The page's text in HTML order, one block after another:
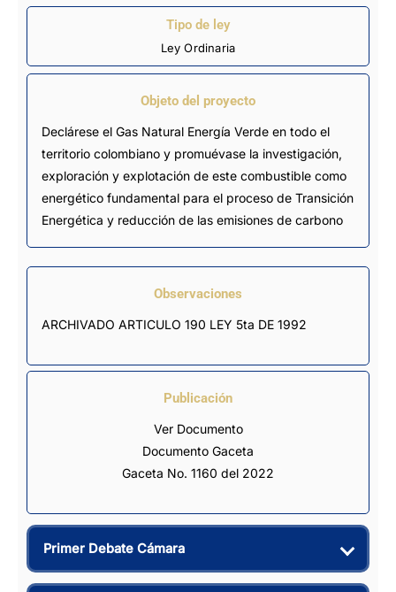
Tipo de ley
Ley Ordinaria
Objeto del proyecto
Declárese el Gas Natural Energía Verde en todo el
territorio colombiano y promuévase la investigación,
exploración y explotación de este combustible como
energético fundamental para el proceso de Transición
Energética y reducción de las emisiones de carbono
Observaciones
ARCHIVADO ARTICULO 190 LEY 5ta DE 1992
Publicación
Ver Documento
Documento Gaceta
Gaceta No. 1160 del 2022
Primer Debate Cámara